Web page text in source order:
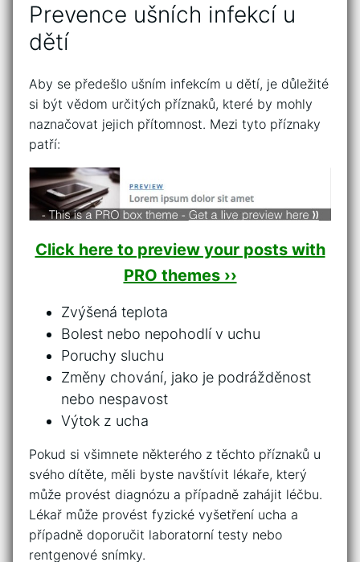
Prevence ušních infekcí u
dětí
Aby se předešlo ušním infekcím u dětí, je důležité
si být vědom určitých příznaků, které by mohly
naznačovat jejich přítomnost. Mezi tyto příznaky
patří:
Click here to preview your posts with
PRO themes ››
Zvýšená teplota
Bolest nebo nepohodlí v uchu
Poruchy ⁤sluchu
Změny chování, jako je‌ podrážděnost
nebo nespavost
Výtok z ucha
Pokud ⁤si všimnete některého z těchto příznaků u
svého dítěte, měli byste⁢ navštívit lékaře, který
může​ provést diagnózu a ‍případně zahájit léčbu.
Lékař může ‌provést fyzické⁤ vyšetření ucha a
případně doporučit laboratorní testy nebo
rentgenové⁢ snímky.